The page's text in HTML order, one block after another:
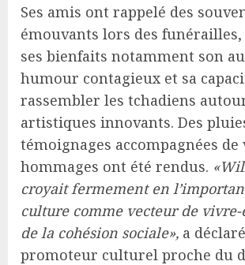
Ses amis ont rappelé des
émouvants lors des
ses bienfaits notamment son
humour contagieux et sa
rassembler les tchadiens
artistiques innovants. Des
témoignages accompagnées
hommages ont été rendus.
croyait fermement en
culture comme vecteur de
de la cohésion sociale», a
promoteur culturel proche du